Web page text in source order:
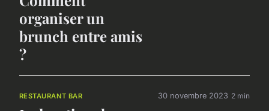
organiser un
brunch entre amis
?
RESTAURANT BAR 30 novembre 2023 2 min